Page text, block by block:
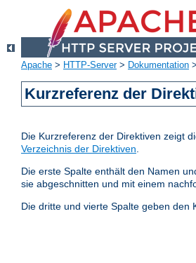
Apache > HTTP-Server> Dokumentation >
Kurzreferenz der
Die Kurzreferenz der Direktiven zeigt
Verzeichnis der Direktiven.
Die erste Spalte enthält den Namen
sie abgeschnitten und mit einem
Die dritte und vierte Spalte geben den